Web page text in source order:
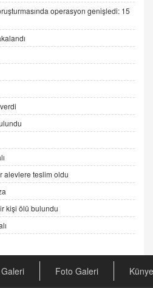
Yüzüne Vurulan Şamar:
Ne? "Beraber Yürüyoruz"
ÖZKALE
Dava Açmadan Önce
Şartı
Suriye
operasyon genişledi: 15
alevlere teslim oldu
kişi ölü bulundu
Foto Galeri Künye